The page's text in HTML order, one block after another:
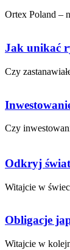
Ortex Poland –
Jak unikać
Czy
Czy
Odkryj
Witajcie‌ w
Obligacje
Witajcie w